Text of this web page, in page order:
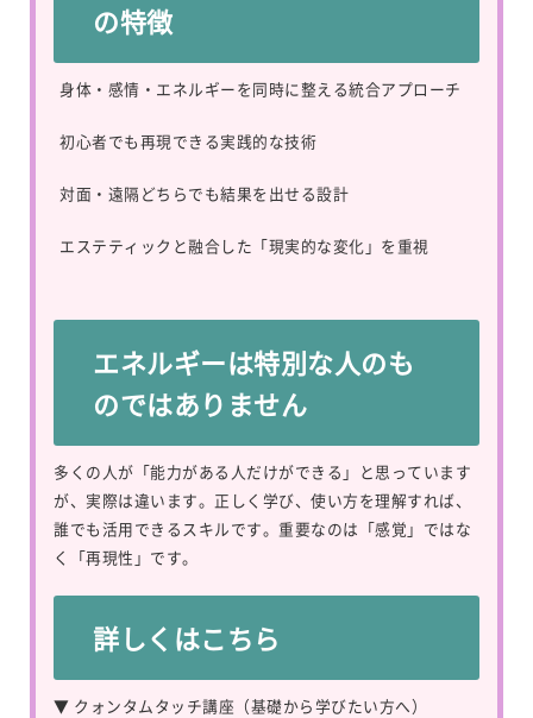
の特徴
身体・感情・エネルギーを同時に整える統合アプローチ
初心者でも再現できる実践的な技術
対面・遠隔どちらでも結果を出せる設計
エステティックと融合した「現実的な変化」を重視
エネルギーは特別な人のも
のではありません
多くの人が「能力がある人だけができる」と思っています
が、実際は違います。正しく学び、使い方を理解すれば、
誰でも活用できるスキルです。重要なのは「感覚」ではな
く「再現性」です。
詳しくはこちら
▼ クォンタムタッチ講座（基礎から学びたい方へ）